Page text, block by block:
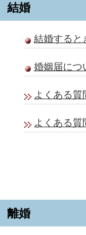
結婚
結婚すると
婚姻届につ
よくある質
よくある質
離婚